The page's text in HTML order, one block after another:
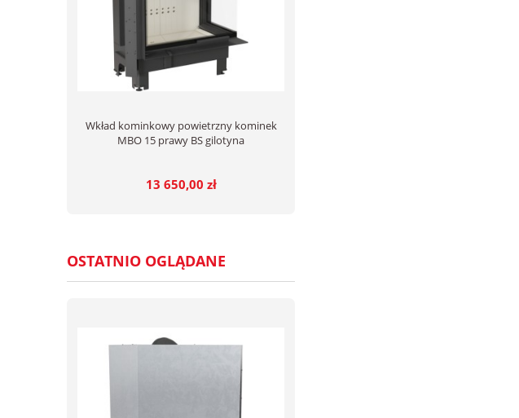
Wkład kominkowy powietrzny kominek
MBO 15 prawy BS gilotyna
13 650,00 zł
OSTATNIO OGLĄDANE